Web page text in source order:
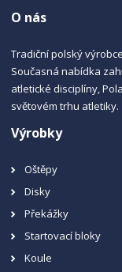
O nás
Tradiční polský
Současná nabídka
atletické disciplíny,
světovém trhu atletiky.
Výrobky
Oštěpy
Disky
Překážky
Startovací bloky
Koule